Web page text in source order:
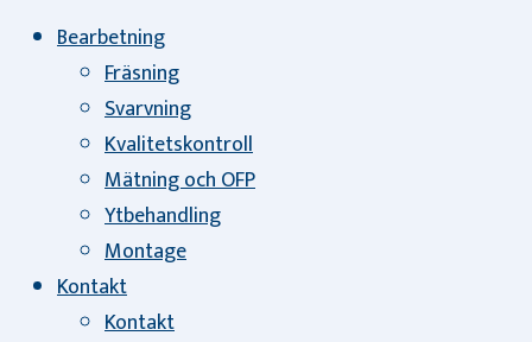
Bearbetning
Fräsning
Svarvning
Kvalitetskontroll
Mätning och OFP
Ytbehandling
Montage
Kontakt
Kontakt